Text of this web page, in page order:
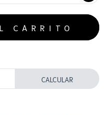
CALCULAR